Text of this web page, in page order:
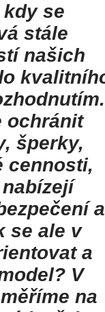
se
stále
našich
ochránit
šperky,
cennosti,
a
se ale v
a
V
na